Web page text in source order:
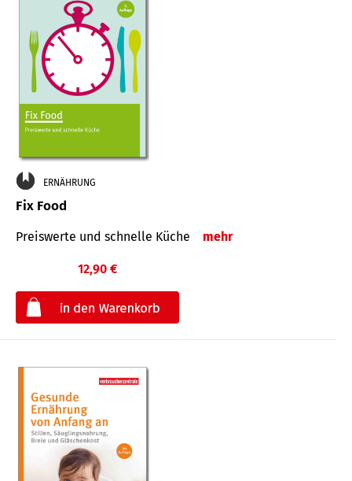
ERNÄHRUNG
Fix Food
Preiswerte und schnelle Küche mehr
12,90 €